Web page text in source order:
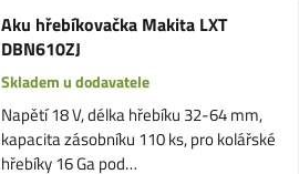
Aku hřebíkovačka Makita LXT
DBN610ZJ
Skladem u dodavatele
Napětí 18 V, délka hřebíku 32-64 mm,
kapacita zásobníku 110 ks, pro kolářské
hřebíky 16 Ga pod…